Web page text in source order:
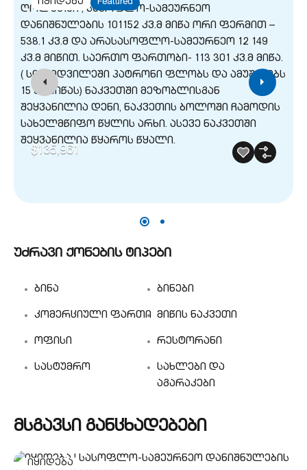
იყიდება Featured
$135,961
უძრავი ქონების ტიპები
ბინა ბინები
კომერციული ფართი მიწის ნაკვეთი
ოფისი რესტორანი
სასტუმრო
სახლები და
აგარაკები
მსგავსი განცხადებები
იყიდება